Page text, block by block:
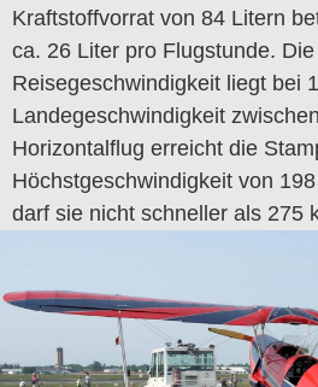
Kraftstoffvorrat von 84 Litern
ca. 26 Liter pro Flugstunde. Die
Reisegeschwindigkeit liegt bei
Landegeschwindigkeit
Horizontalflug erreicht die
Höchstgeschwindigkeit von
darf sie nicht schneller als 275